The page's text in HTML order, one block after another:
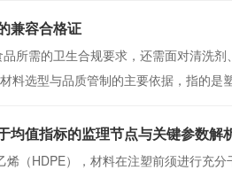
兼容合格证
所需的卫生合规要求，还需面对清洗
料选型与品质管制的主要依据，指的
均值指标的监理节点与关键参数解
（HDPE），材料在注塑前须进行充